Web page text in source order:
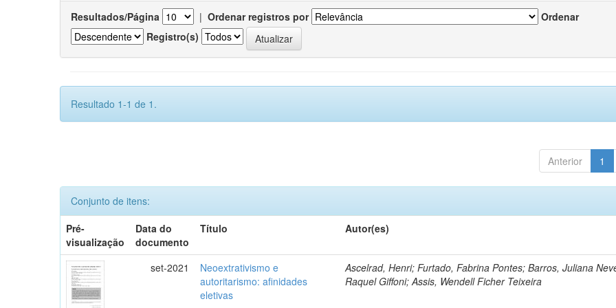
Resultados/Página | Ordenar registros por
Ordenar
Registro(s)
Resultado 1-1 de 1.
Anterior 1
Conjunto de itens:
Pré-
visualização
Data do
documento
Título Autor(es)
set-2021
Neoextrativismo e
autoritarismo: afinidades
eletivas
Ascelrad, Henri; Furtado, Fabrina Pontes; Barros, Juliana
Raquel Giffoni; Assis, Wendell Ficher Teixeira